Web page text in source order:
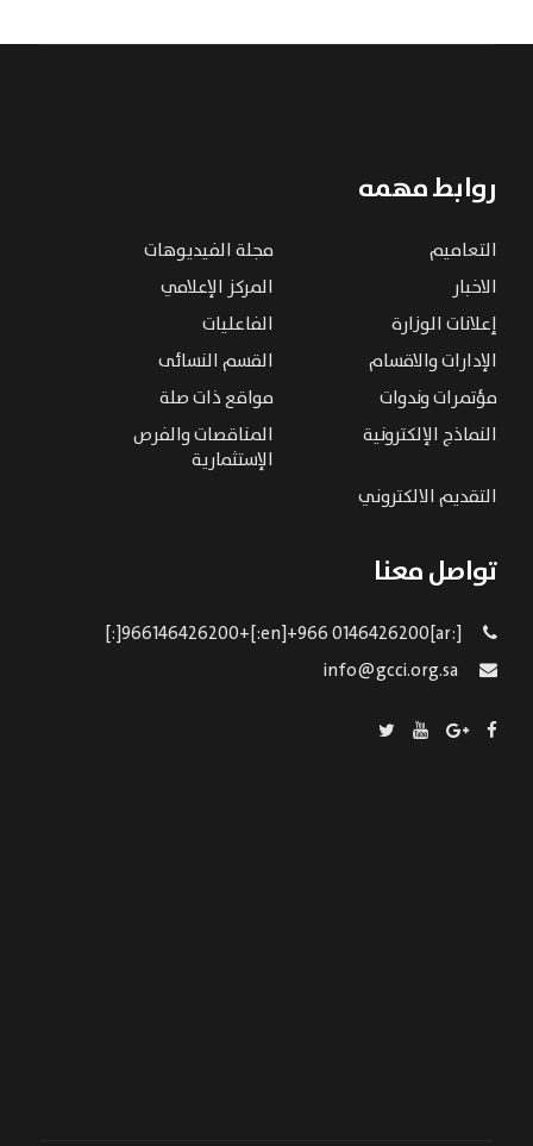
روابط مهمه
التعاميم
مجلة الفيديوهات
الاخبار
المركز الإعلامي
إعلانات الوزارة
الفاعليات
الإدارات والاقسام
القسم النسائى
مؤتمرات وندوات
مواقع ذات صلة
النماذج الإلكترونية
المناقصات والفرص
الإستثمارية
التقديم الالكتروني
تواصل معنا
[:ar]966146426200+[:en]+966 0146426200[:]